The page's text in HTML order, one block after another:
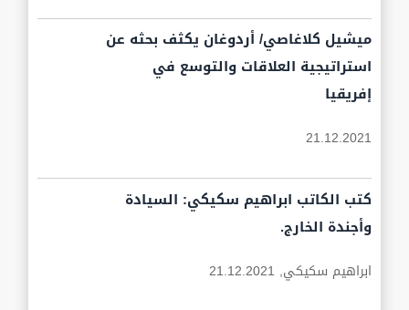
ميشيل كلاغاصي/ أردوغان يكثف بحثه عن
استراتيجية العلاقات والتوسع في
إفريقيا
21.12.2021
كتب الكاتب ابراهيم سكيكي: السيادة
وأجندة الخارج.
ابراهيم سكيكي, 21.12.2021